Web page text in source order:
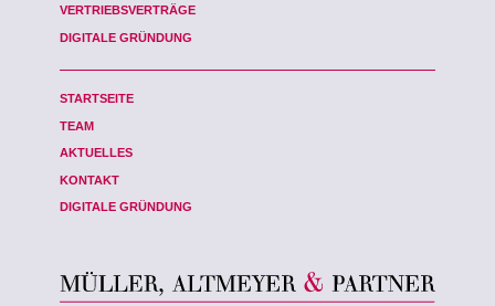
VERTRIEBSVERTRÄGE
DIGITALE GRÜNDUNG
STARTSEITE
TEAM
AKTUELLES
KONTAKT
DIGITALE GRÜNDUNG